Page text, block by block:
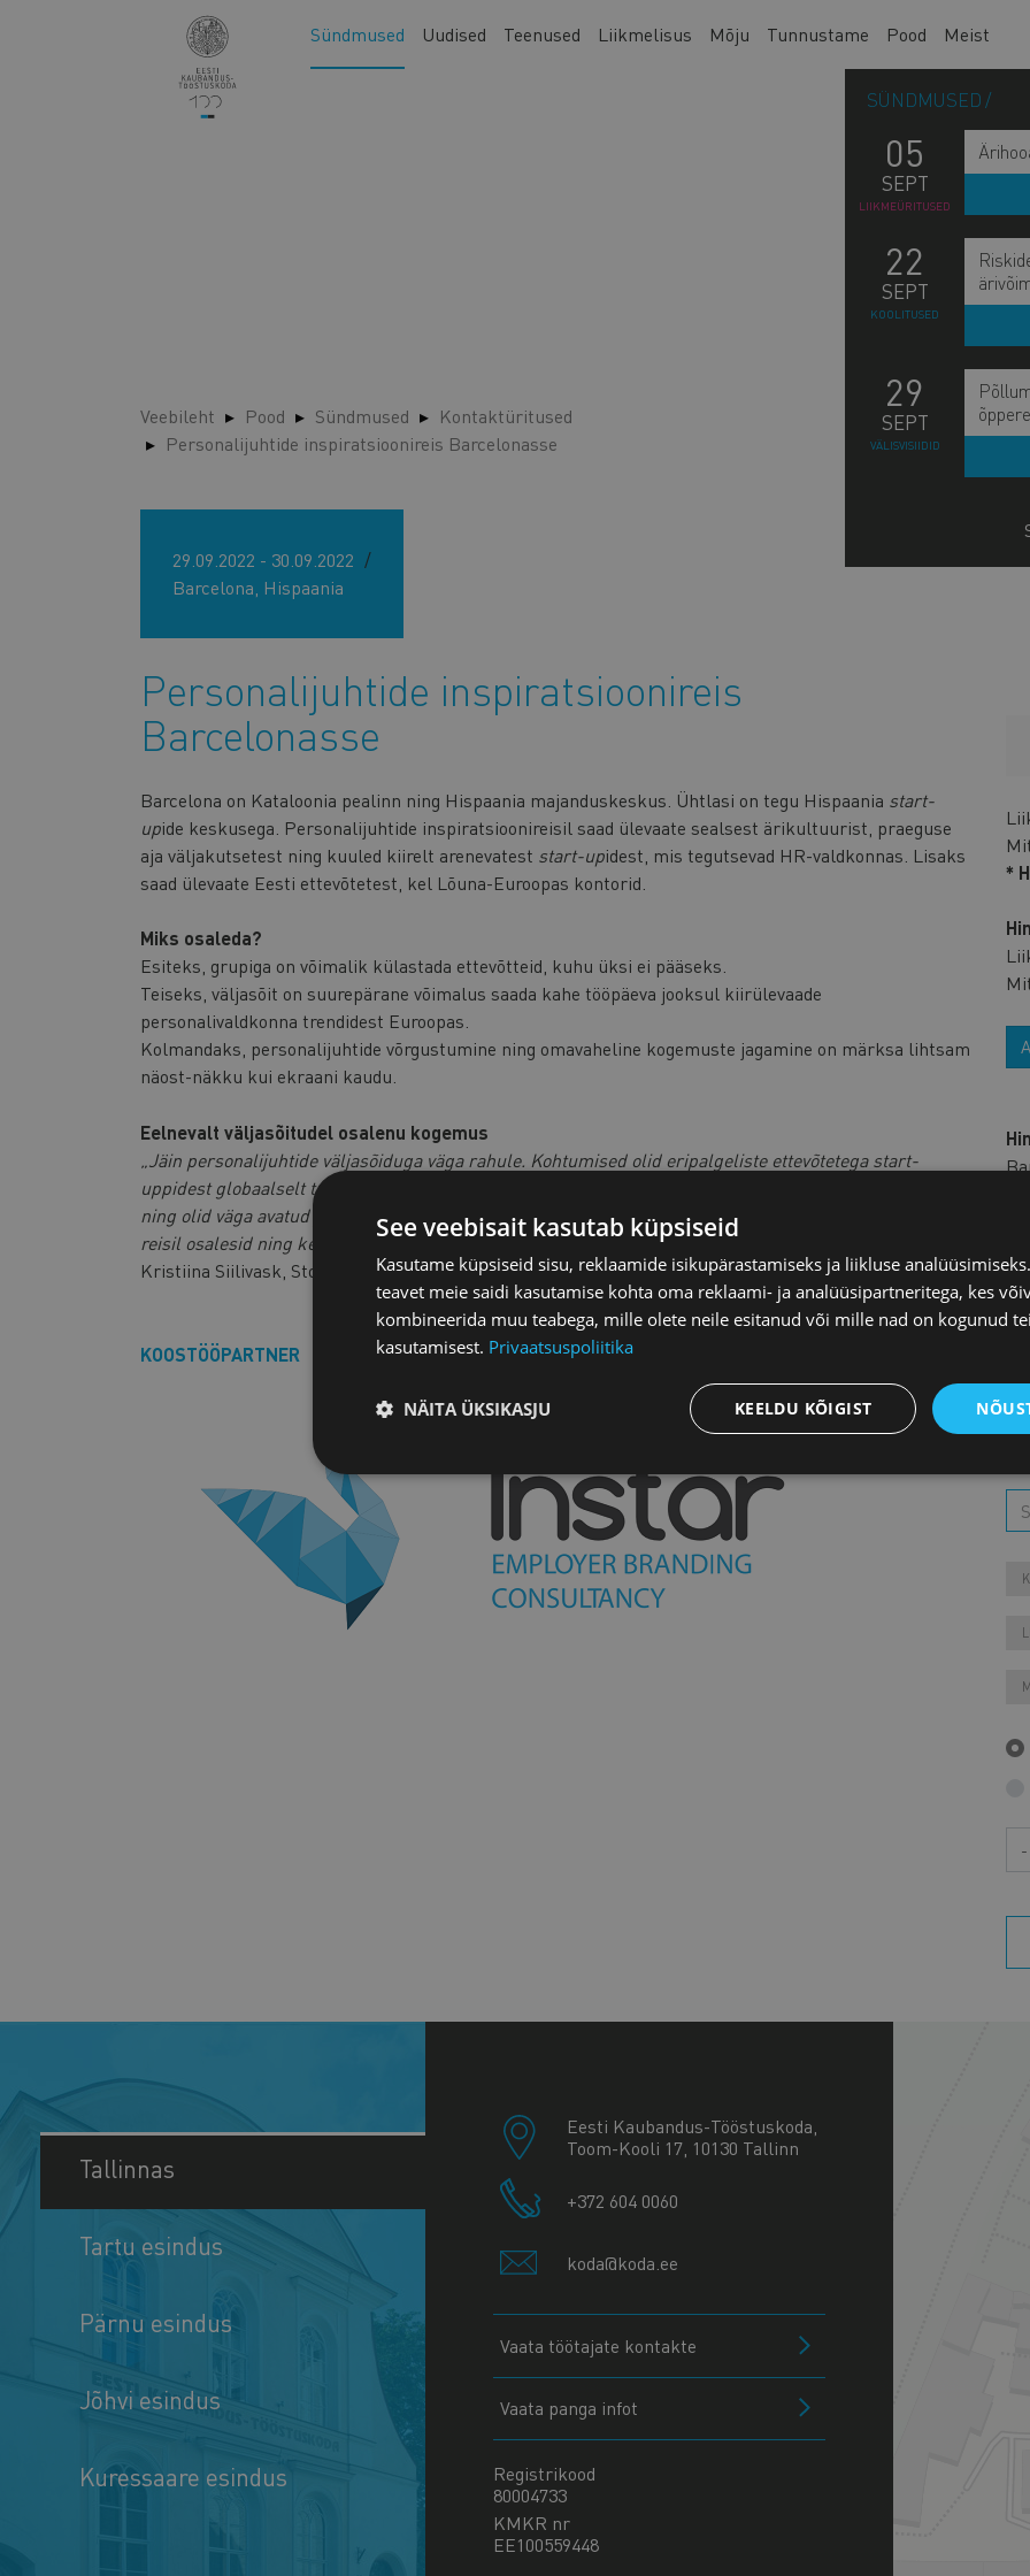
Main
navigation
Sündmused Uudised Teenused Liikmelisus Mõju Tunnustame Pood Meist
SÜNDMUSED
05
SEPT
LIIKMEÜRITUSED
22
SEPT
KOOLITUSED
29
SEPT
VÄLISVISIIDID
Veebileht Pood Sündmused
Kontaktüritused
Personalijuhtide inspiratsioonireis Barcelonasse
29.09.2022 - 30.09.2022
Barcelona, Hispaania
Personalijuhtide inspiratsioonireis
Barcelonasse
Barcelona on Kataloonia pealinn ning Hispaania majanduskeskus. Ühtlasi on tegu Hispaania start-
upide keskusega. Personalijuhtide inspiratsioonireisil saad ülevaate sealsest ärikultuurist, praeguse
aja väljakutsetest ning kuuled kiirelt arenevatest start-upidest, mis tegutsevad HR-valdkonnas. Lisaks
saad ülevaate Eesti ettevõtetest, kel Lõuna-Euroopas kontorid.
Miks osaleda?
Esiteks, grupiga on võimalik külastada ettevõtteid, kuhu üksi ei pääseks.
Teiseks, väljasõit on suurepärane võimalus saada kahe tööpäeva jooksul kiirülevaade
personalivaldkonna trendidest Euroopas.
Kolmandaks, personalijuhtide võrgustumine ning omavaheline kogemuste jagamine on märksa lihtsam
näost-näkku kui ekraani kaudu.
Eelnevalt väljasõitudel osalenu kogemus
„Jäin personalijuhtide väljasõiduga väga rahule. Kohtumised olid eripalgeliste ettevõtetega start-
uppidest globaalselt tuntud pika ajalooga ettevõteteni, kes tegelevad tööandja brändinguga aktiivselt
ning olid väga avatud jagama oma kogemusi. Omaette väärtus oli personaliinimeste kogukond, kes
reisil osalesid ning kellega sai vahetada erinevatel teemadel muljeid ja kogemusi.”
Kristiina Siilivask, Stockmanni personalijuht
KOOSTÖÖPARTNER
*
Tallinnas
Tartu esindus
Pärnu esindus
Jõhvi esindus
Kuressaare esindus
Eesti Kaubandus-Tööstuskoda,
Toom-Kooli 17, 10130 Tallinn
+372 604 0060
koda@koda.ee
Vaata töötajate kontakte
Vaata panga infot
Registrikood
80004733
KMKR nr
EE100559448
See veebisait kasutab küpsiseid
Kasutame küpsiseid sisu, reklaamide isikupärastamiseks ja liikluse
teavet meie saidi kasutamise kohta oma reklaami- ja analüüsipartneritega, kes
kombineerida muu teabega, mille olete neile esitanud või mille nad on kogunud
kasutamisest. Privaatsuspoliitika
KEELDU KÕIGIST
NÄITA ÜKSIKASJU